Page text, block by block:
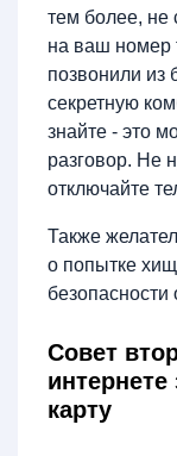
тем более, не
на ваш номер
позвонили из
секретную
знайте - это
разговор. Не
отключайте
Также
о попытке
Совет
карту